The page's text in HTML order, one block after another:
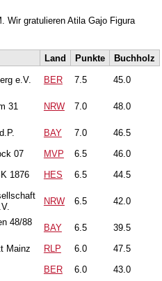
Wir gratulieren Atila Gajo Figura
Land Punkte Buchholz
e.V. BER 7.5 45.0
31 NRW 7.0 48.0
BAY 7.0
46.5
07 MVP 6.5
46.0
1876 HES 6.5 44.5
NRW 6.5 42.0
48/88
BAY 6.5
39.5
Mainz RLP 6.0
47.5
BER 6.0
43.0